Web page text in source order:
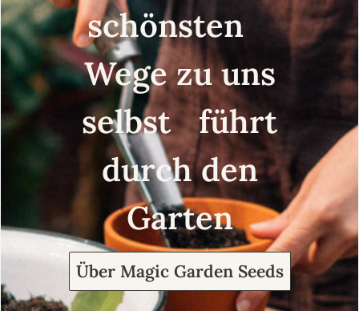
schönsten
Wege zu uns
selbst führt
durch den
Garten
Über Magic Garden Seeds